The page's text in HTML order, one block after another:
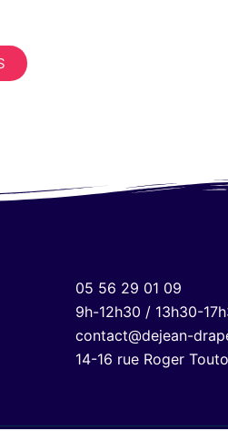
05 56 29 01 09
9h-12h30 / 13h30-
contact@dejean-
14-16 rue Roger